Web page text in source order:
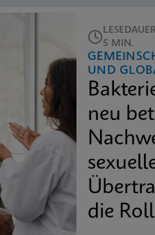
5 MIN.
UND
neu
die